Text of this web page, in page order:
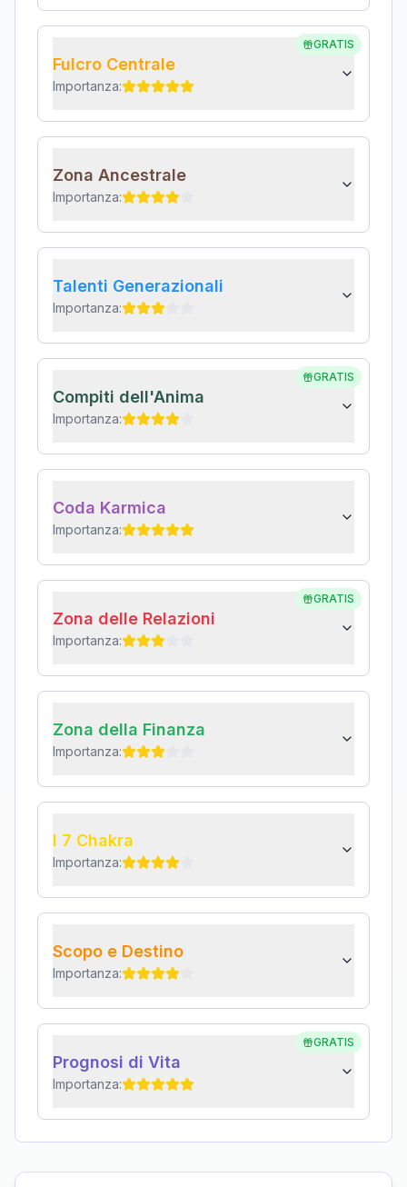
GRATIS
Fulcro Centrale
Importanza:
Zona Ancestrale
Importanza:
Talenti Generazionali
Importanza:
GRATIS
Compiti dell'Anima
Importanza:
Coda Karmica
Importanza:
GRATIS
Zona delle Relazioni
Importanza:
Zona della Finanza
Importanza:
I 7 Chakra
Importanza:
Scopo e Destino
Importanza:
GRATIS
Prognosi di Vita
Importanza: